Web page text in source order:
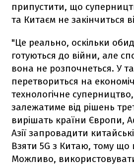
припустити, що
та Китаєм не закінчиться
"Це реально, оскільки
готуються до війни, але
вона не розпочнеться. У
перетвориться на
технологічне
залежатиме від рішень
вирішать країни Європи,
Азії запровадити
Взяти 5G з Китаю, тому
Можливо,